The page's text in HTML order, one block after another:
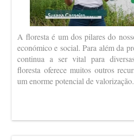
A floresta é um dos pilares do
económico e social. Para além da
continua a ser vital para
floresta oferece muitos outros
um enorme potencial de valorização.